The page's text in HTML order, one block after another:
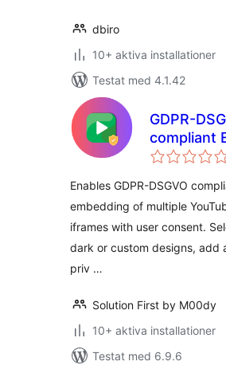
dbiro
10+ aktiva installationer
Testat med 4.1.42
GDPR-
compliant
for
Enables GDPR-DSGVO
embedding of multiple
iframes with user consent.
dark or custom designs, add
priv …
Solution First by M00dy
10+ aktiva installationer
Testat med 6.9.6